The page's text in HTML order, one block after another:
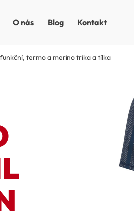
O nás Blog Kontakt
termo a merino trika a tílka